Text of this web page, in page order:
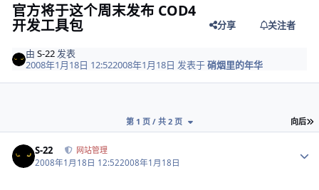
官方将于这个周末发布 COD4
开发工具包 分享 关注者
由S-22 发表
2008年1月18日 12:522008年1月18日 发表于硝烟里的年华
向后
第 1 页 / 共 2 页
S-22 网站管理
2008年1月18日 12:522008年1月18日